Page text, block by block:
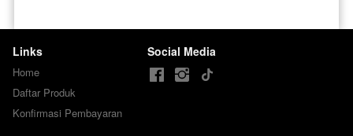
Links
Home
Daftar Produk
Konfirmasi Pembayaran
Social Media